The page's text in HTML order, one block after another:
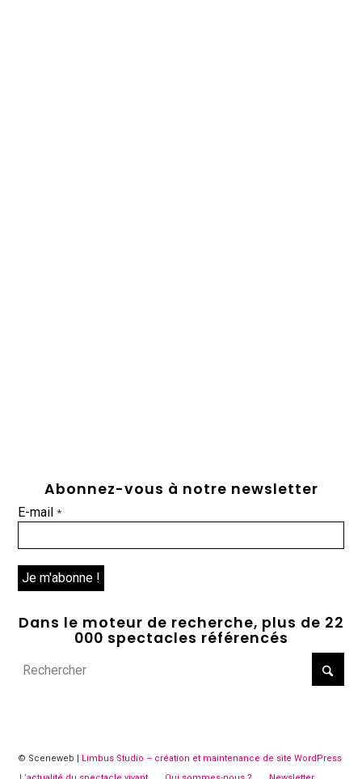
Abonnez-vous à notre newsletter
E-mail*
Dans le moteur de recherche, plus de 22
000 spectacles référencés
© Sceneweb | Limbus Studio – création et maintenance de site WordPress